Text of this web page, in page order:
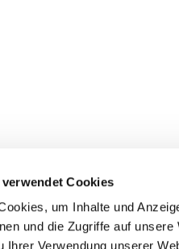
Cookies
um Inhalte und
und die Zugriffe auf
Ihrer Verwendung unserer
